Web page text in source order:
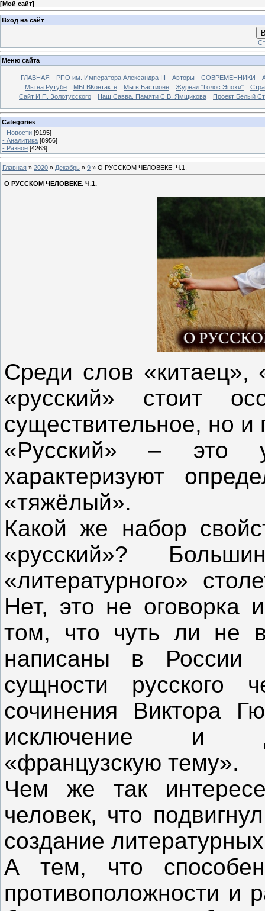
[Мой сайт]
Вход на сайт
Меню сайта
ГЛАВНАЯ РПО им. Императора Александра III Авторы СОВРЕМЕННИКИ
Мы на Рутубе
МЫ ВКонтакте Мы в Бастионе Журнал "Голос Эпохи"
Сайт И.П. Золотусского
Наш Савва. Памяти С.В. Ямщикова Проект Белый
Categories
- Новости [9195]
- Аналитика [8956]
- Разное [4263]
Главная » 2020 » Декабрь » 9 » О РУССКОМ ЧЕЛОВЕКЕ. Ч.1.
О РУССКОМ ЧЕЛОВЕКЕ. Ч.1.
Среди слов «китаец»,
«русский» стоит
существительное, но и
«Русский» – это
характеризуют
«тяжёлый».
Какой же набор
«русский»?
«литературного»
Нет, это не оговорка
том, что чуть ли не
написаны в России
сущности русского
сочинения Виктора
исключение и
«французскую тему».
Чем же так
человек, что
создание
А тем, что
противоположности и